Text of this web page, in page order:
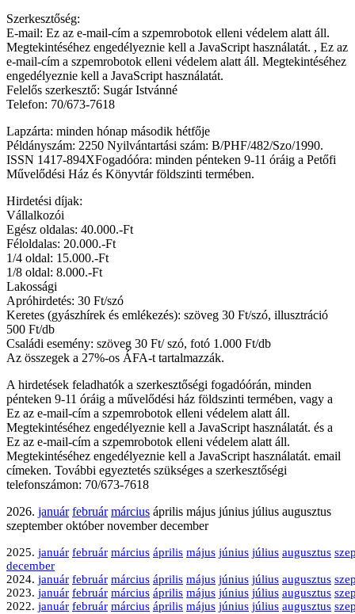
Szerkesztőség:
E-mail: Ez az e-mail-cím a szpemrobotok elleni védelem alatt áll.
Megtekintéséhez engedélyeznie kell a JavaScript használatát. , Ez az
e-mail-cím a szpemrobotok elleni védelem alatt áll. Megtekintéséhez
engedélyeznie kell a JavaScript használatát.
Felelős szerkesztő: Sugár Istvánné
Telefon: 70/673-7618
Lapzárta: minden hónap második hétfője
Példányszám: 2250 Nyilvántartási szám: B/PHF/482/Szo/1990.
ISSN 1417-894XFogadóóra: minden pénteken 9-11 óráig a Petőfi
Művelődési Ház és Könyvtár földszinti termében.
Hirdetési díjak:
Vállalkozói
Egész oldalas: 40.000.-Ft
Féloldalas: 20.000.-Ft
1/4 oldal: 15.000.-Ft
1/8 oldal: 8.000.-Ft
Lakossági
Apróhirdetés: 30 Ft/szó
Keretes (gyászhírek és emlékezés): szöveg 30 Ft/szó, illusztráció
500 Ft/db
Családi esemény: szöveg 30 Ft/ szó, fotó 1.000 Ft/db
Az összegek a 27%-os ÁFA-t tartalmazzák.
A hirdetések feladhatók a szerkesztőségi fogadóórán, minden
pénteken 9-11 óráig a művelődési ház földszinti termében, vagy a
Ez az e-mail-cím a szpemrobotok elleni védelem alatt áll.
Megtekintéséhez engedélyeznie kell a JavaScript használatát. és a
Ez az e-mail-cím a szpemrobotok elleni védelem alatt áll.
Megtekintéséhez engedélyeznie kell a JavaScript használatát. email
címeken. További egyeztetés szükséges a szerkesztőségi
telefonszámon: 70/673-7618
2026. január február március április május június július augusztus
szeptember október november december
2025. január február március április május június július augusztus
december
2024. január február március április május június július augusztus
2023. január február március április május június július augusztus
2022. január február március április május június július augusztus